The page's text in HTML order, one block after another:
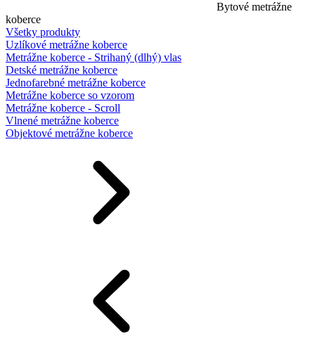
Bytové metrážne
koberce
Všetky produkty
Uzlíkové metrážne koberce
Metrážne koberce - Strihaný (dlhý) vlas
Detské metrážne koberce
Jednofarebné metrážne koberce
Metrážne koberce so vzorom
Metrážne koberce - Scroll
Vlnené metrážne koberce
Objektové metrážne koberce